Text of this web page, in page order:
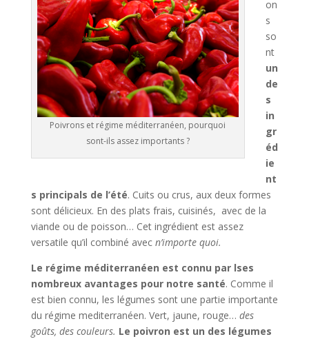
Poivrons et régime méditerranéen, pourquoi
sont-ils assez importants ?
on
s
so
nt
un
de
s
in
gr
éd
ie
nt
s principals de l’été. Cuits ou crus, aux deux formes
sont délicieux. En des plats frais, cuisinés, avec de la
viande ou de poisson… Cet ingrédient est assez
versatile qu’il combiné avec n’importe quoi.
Le régime méditerranéen est connu par lses
nombreux avantages pour notre santé. Comme il
est bien connu, les légumes sont une partie importante
du régime mediterranéen. Vert, jaune, rouge… des
goûts, des couleurs. Le poivron est un des légumes